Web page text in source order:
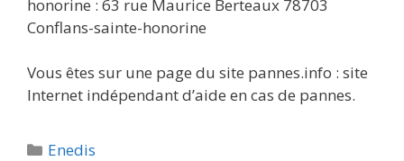
honorine : 63 rue Maurice Berteaux 78703
Conflans-sainte-honorine
Vous êtes sur une page du site pannes.info : site
Internet indépendant d’aide en cas de pannes.
Catégories
Enedis